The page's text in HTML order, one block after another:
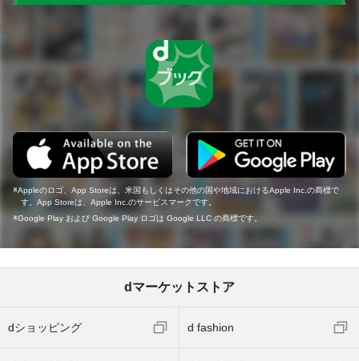
Appleのロゴ、App Storeは、米国もしくはその他の国や地域におけるApple Inc.の商標で
す。App Storeは、Apple Inc.のサービスマークです。
Google Play および Google Play ロゴは Google LLC の商標です。
dマーケットストア
dショッピング d fashion